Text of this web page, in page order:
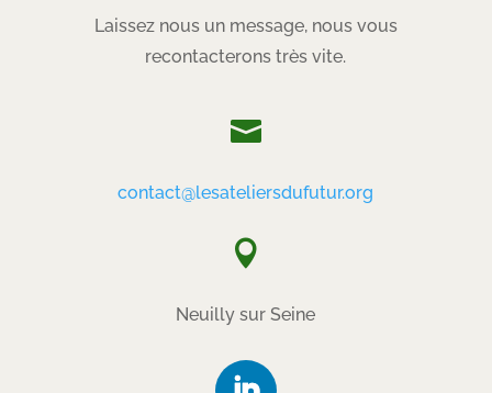
Laissez nous un message, nous vous
recontacterons très vite.

contact@lesateliersdufutur.org

Neuilly sur Seine